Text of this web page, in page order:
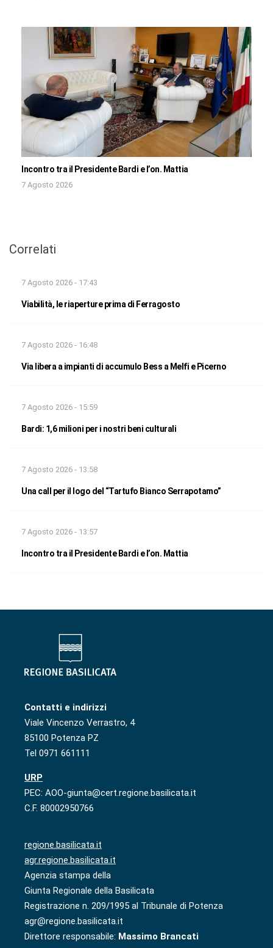
Incontro tra il Presidente Bardi e l’on. Mattia
7 Agosto 2026
Correlati
7 Agosto 2026 - 17:43
Viabilità, le riaperture prima di Ferragosto
7 Agosto 2026 - 16:48
Via libera a impianti di accumulo Bess a Melfi e Picerno
7 Agosto 2026 - 15:59
Bardi: 1,6 milioni per i nostri beni culturali
7 Agosto 2026 - 13:58
Una call per il logo del “Tartufo Bianco Serrapotamo”
7 Agosto 2026 - 13:57
Incontro tra il Presidente Bardi e l’on. Mattia
Contatti e indirizzi
Viale Vincenzo Verrastro, 4
85100 Potenza PZ
Tel 0971 661111
URP
PEC: AOO-giunta@cert.regione.basilicata.it
C.F. 80002950766
regione.basilicata.it
agr.regione.basilicata.it
Agenzia stampa della
Giunta Regionale della Basilicata
Registrazione n. 209/1995 al Tribunale di Potenza
agr@regione.basilicata.it
Direttore responsabile: Massimo Brancati